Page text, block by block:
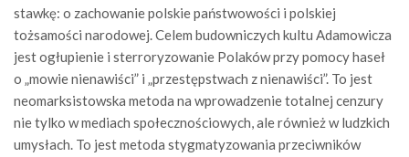
stawkę: o zachowanie polskie państwowości i polskiej
tożsamości narodowej. Celem budowniczych kultu Adamowicza
jest ogłupienie i sterroryzowanie Polaków przy pomocy haseł
o „mowie nienawiści” i „przestępstwach z nienawiści”. To jest
neomarksistowska metoda na wprowadzenie totalnej cenzury
nie tylko w mediach społecznościowych, ale również w ludzkich
umysłach. To jest metoda stygmatyzowania przeciwników